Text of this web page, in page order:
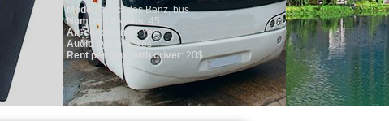
Mercedes Benz, bus
of seats
: 45
hour with driver: 20$